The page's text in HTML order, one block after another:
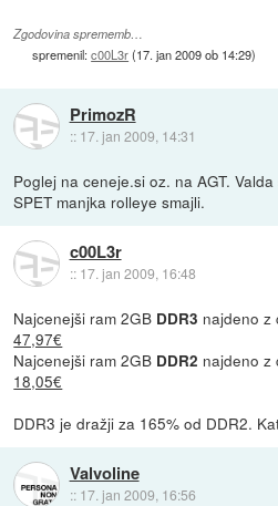
Zgodovina sprememb…
spremenil:c00L3r(17. jan 2009 ob 14:29)
PrimozR
:: 17. jan 2009, 14:31
Poglej na ceneje.si oz. na AGT.
SPET manjka rolleye smajli.
c00L3r
:: 17. jan 2009, 16:48
Najcenejši ram 2GB DDR3 najdeno z
47,97€
Najcenejši ram 2GB DDR2 najdeno z
18,05€
DDR3 je dražji za 165% od DDR2.
Valvoline
:: 17. jan 2009, 16:56